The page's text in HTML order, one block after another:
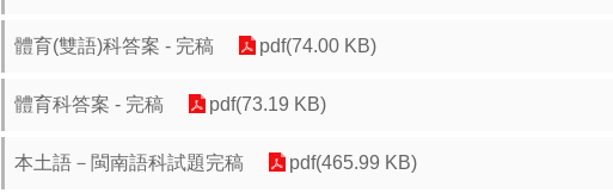
體育(雙語)科答案 - 完稿 pdf(74.00 KB)
體育科答案 - 完稿 pdf(73.19 KB)
本土語－閩南語科試題完稿 pdf(465.99 KB)